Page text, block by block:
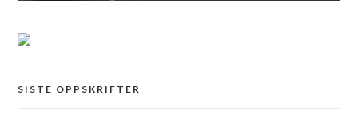
SISTE OPPSKRIFTER